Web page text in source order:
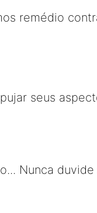
remédio
seus
Nunca duvide